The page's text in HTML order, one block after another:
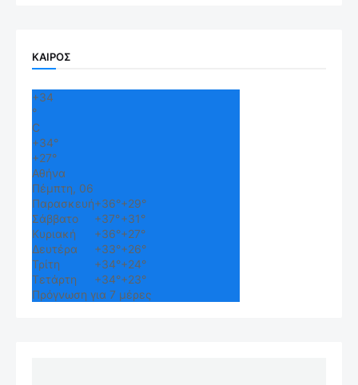
ΚΑΙΡΟΣ
+34
°
C
+34°
+27°
Αθήνα
Πέμπτη, 06
Παρασκευή+36°+29°
Σάββατο
+37°+31°
Κυριακή
+36°+27°
Δευτέρα
+33°+26°
Τρίτη
+34°+24°
Τετάρτη
+34°+23°
Πρόγνωση για 7 μέρες